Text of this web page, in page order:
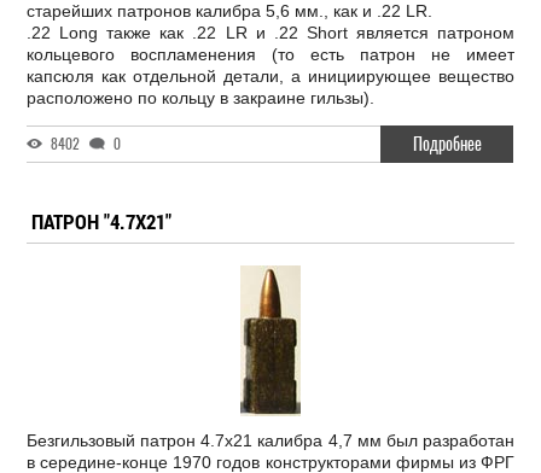
старейших патронов калибра 5,6 мм., как и .22 LR.
.22 Long также как .22 LR и .22 Short является патроном
кольцевого воспламенения (то есть патрон не имеет
капсюля как отдельной детали, а инициирующее вещество
расположено по кольцу в закраине гильзы).
8402 0 Подробнее
ПАТРОН "4.7X21"
Безгильзовый патрон 4.7x21 калибра 4,7 мм был разработан
в середине-конце 1970 годов конструкторами фирмы из ФРГ